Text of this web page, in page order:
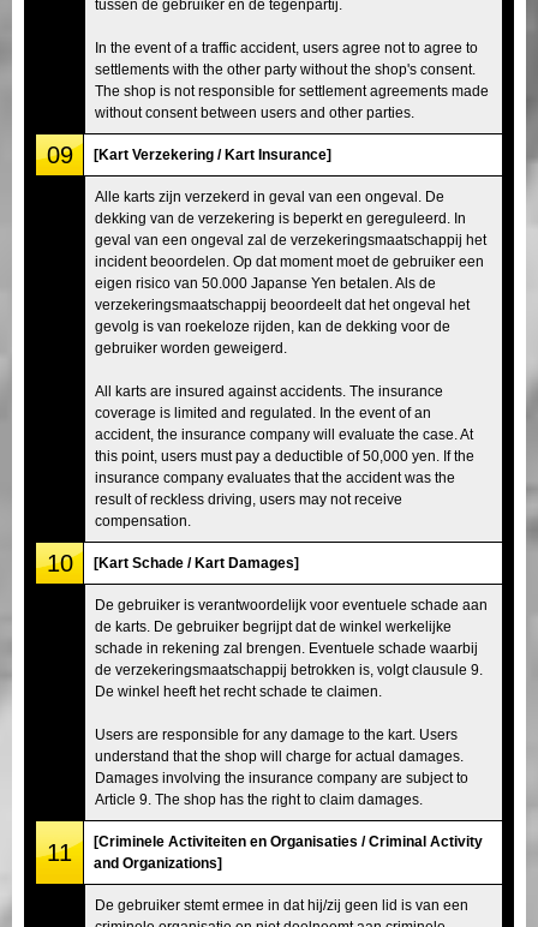
tussen de gebruiker en de tegenpartij.
In the event of a traffic accident, users agree not to agree to
settlements with the other party without the shop's consent.
The shop is not responsible for settlement agreements made
without consent between users and other parties.
09 [Kart Verzekering / Kart Insurance]
Alle karts zijn verzekerd in geval van een ongeval. De
dekking van de verzekering is beperkt en gereguleerd. In
geval van een ongeval zal de verzekeringsmaatschappij het
incident beoordelen. Op dat moment moet de gebruiker een
eigen risico van 50.000 Japanse Yen betalen. Als de
verzekeringsmaatschappij beoordeelt dat het ongeval het
gevolg is van roekeloze rijden, kan de dekking voor de
gebruiker worden geweigerd.
All karts are insured against accidents. The insurance
coverage is limited and regulated. In the event of an
accident, the insurance company will evaluate the case. At
this point, users must pay a deductible of 50,000 yen. If the
insurance company evaluates that the accident was the
result of reckless driving, users may not receive
compensation.
10 [Kart Schade / Kart Damages]
De gebruiker is verantwoordelijk voor eventuele schade aan
de karts. De gebruiker begrijpt dat de winkel werkelijke
schade in rekening zal brengen. Eventuele schade waarbij
de verzekeringsmaatschappij betrokken is, volgt clausule 9.
De winkel heeft het recht schade te claimen.
Users are responsible for any damage to the kart. Users
understand that the shop will charge for actual damages.
Damages involving the insurance company are subject to
Article 9. The shop has the right to claim damages.
11
[Criminele Activiteiten en Organisaties / Criminal Activity
and Organizations]
De gebruiker stemt ermee in dat hij/zij geen lid is van een